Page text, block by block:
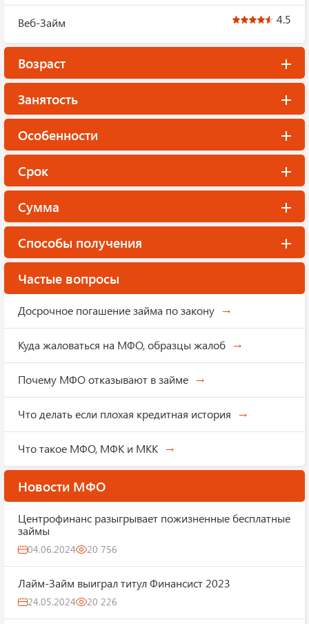
Веб-Займ 4.5
Возраст
Занятость
Особенности
Срок
Сумма
Способы получения
Частые вопросы
Досрочное погашение займа по закону
Куда жаловаться на МФО, образцы жалоб
Почему МФО отказывают в займе
Что делать если плохая кредитная история
Что такое МФО, МФК и МКК
Новости МФО
Центрофинанс разыгрывает пожизненные бесплатные
займы
04.06.2024 20 756
Лайм-Займ выиграл титул Финансист 2023
24.05.2024 20 226